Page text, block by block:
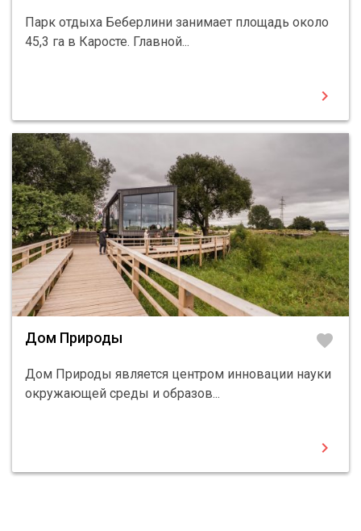
Парк отдыха Беберлини занимает площадь около
45,3 га в Каросте. Главной...
chevron_right
Дом Природы favorite
Дом Природы является центром инновации науки
окружающей среды и образов...
chevron_right